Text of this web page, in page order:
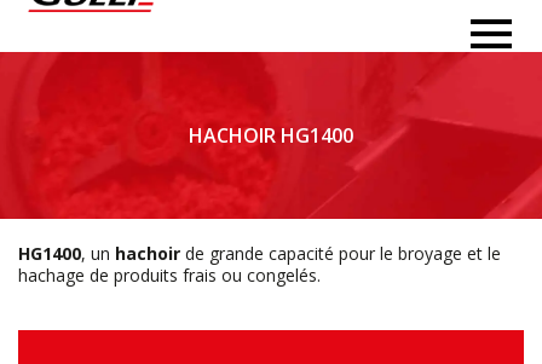
HACHOIR HG1400
HG1400, un hachoir de grande capacité pour le broyage et le
hachage de produits frais ou congelés.